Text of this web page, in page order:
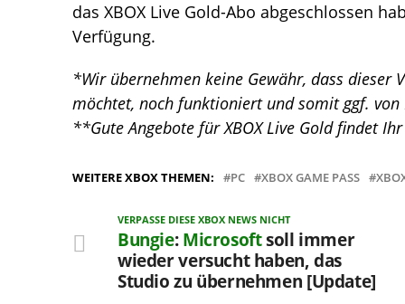
das XBOX Live Gold-Abo abgeschlossen
Verfügung.
*Wir übernehmen keine Gewähr, dass dieser
möchtet, noch funktioniert und somit ggf.
**Gute Angebote für XBOX Live Gold findet
WEITERE XBOX THEMEN: PC XBOX GAME PASS
VERPASSE DIESE XBOX NEWS NICHT
Bungie:Microsoftsoll immer
wieder versucht haben, das
Studio zu übernehmen [Update]